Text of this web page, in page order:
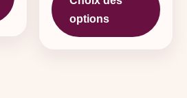
options